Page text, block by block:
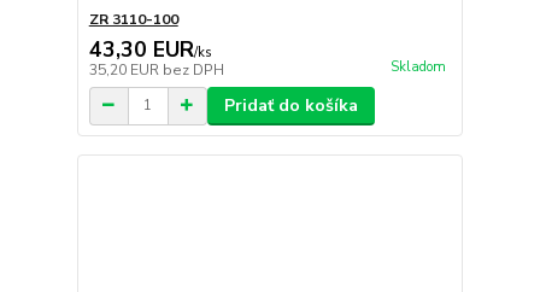
ZR 3110-100
43,30 EUR/ks
35,20 EUR bez DPH Skladom
Pridať do košíka